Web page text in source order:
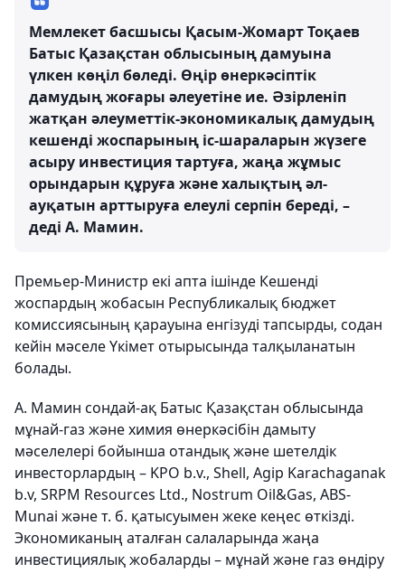
Мемлекет басшысы Қасым-Жомарт Тоқаев
Батыс Қазақстан облысының дамуына
үлкен көңіл бөледі. Өңір өнеркәсіптік
дамудың жоғары әлеуетіне ие. Әзірленіп
жатқан әлеуметтік-экономикалық дамудың
кешенді жоспарының іс-шараларын жүзеге
асыру инвестиция тартуға, жаңа жұмыс
орындарын құруға және халықтың әл-
ауқатын арттыруға елеулі серпін береді, –
деді А. Мамин.
Премьер-Министр екі апта ішінде Кешенді
жоспардың жобасын Республикалық бюджет
комиссиясының қарауына енгізуді тапсырды, содан
кейін мәселе Үкімет отырысында талқыланатын
болады.
А. Мамин сондай-ақ Батыс Қазақстан облысында
мұнай-газ және химия өнеркәсібін дамыту
мәселелері бойынша отандық және шетелдік
инвесторлардың – KPO b.v., Shell, Agip Karachaganak
b.v, SRPM Resources Ltd., Nostrum Oil&Gas, ABS-
Munai және т. б. қатысуымен жеке кеңес өткізді.
Экономиканың аталған салаларында жаңа
инвестициялық жобаларды – мұнай және газ өндіру